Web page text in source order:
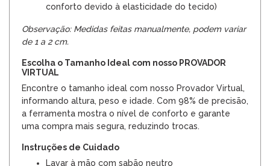
conforto devido à elasticidade do tecido)
Observação: Medidas feitas manualmente, podem variar
de 1 a 2 cm.
Escolha o Tamanho Ideal com nosso PROVADOR
VIRTUAL
Encontre o tamanho ideal com nosso Provador Virtual,
informando altura, peso e idade. Com 98% de precisão,
a ferramenta mostra o nível de conforto e garante
uma compra mais segura, reduzindo trocas.
Instruções de Cuidado
Lavar à mão com sabão neutro